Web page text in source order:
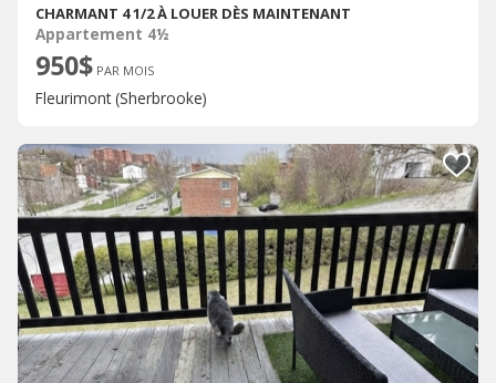
CHARMANT 4 1/2 À LOUER DÈS MAINTENANT
Appartement 4½
950$ PAR MOIS
Fleurimont (Sherbrooke)